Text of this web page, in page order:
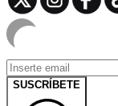
SUSCRÍBETE